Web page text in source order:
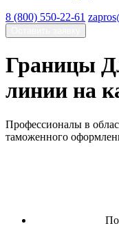
8 (800) 550-22-61
Границы
линии на
Профессионалы в
таможенного